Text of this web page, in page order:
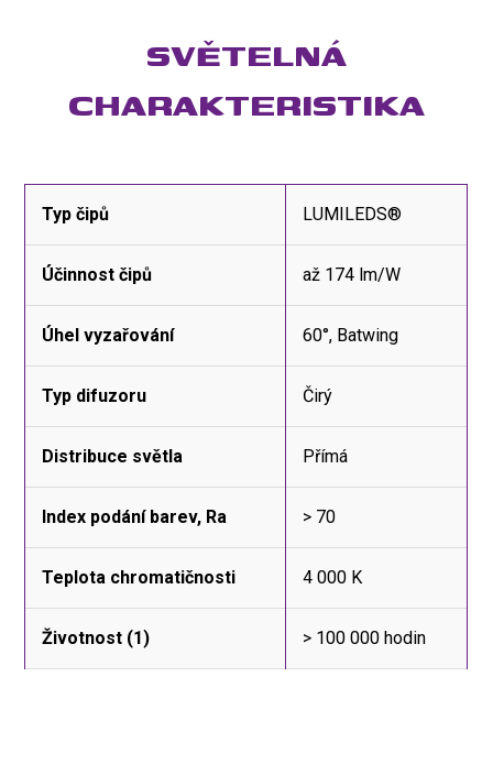
SVĚTELNÁ
CHARAKTERISTIKA
Typ čipů LUMILEDS®
Účinnost čipů až 174 lm/W
Úhel vyzařování 60°, Batwing
Typ difuzoru Čirý
Distribuce světla Přímá
Index podání barev, Ra > 70
Teplota chromatičnosti 4 000 K
Životnost (1) > 100 000 hodin